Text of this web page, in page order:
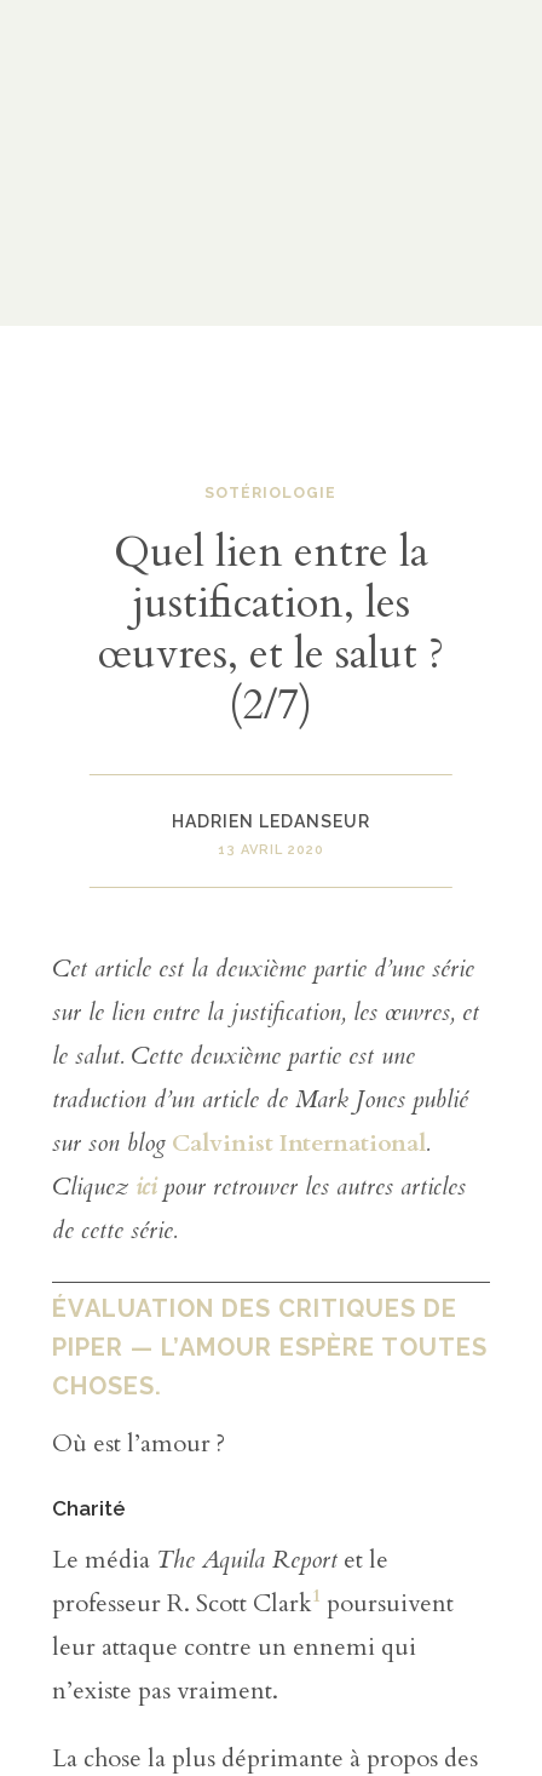
SOTÉRIOLOGIE
Quel lien entre la
justification, les
œuvres, et le salut ?
(2/7)
HADRIEN LEDANSEUR
13 AVRIL 2020
Cet article est la deuxième partie d’une série
sur le lien entre la justification, les œuvres, et
le salut. Cette deuxième partie est une
traduction d’un article de Mark Jones publié
sur son blog Calvinist International.
Cliquez icipour retrouver les autres articles
de cette série.
ÉVALUATION DES CRITIQUES DE
PIPER — L’AMOUR ESPÈRE TOUTES
CHOSES.
Où est l’amour ?
Charité
Le média The Aquila Reportet le
professeur R. Scott Clark1 poursuivent
leur attaque contre un ennemi qui
n’existe pas vraiment.
La chose la plus déprimante à propos des